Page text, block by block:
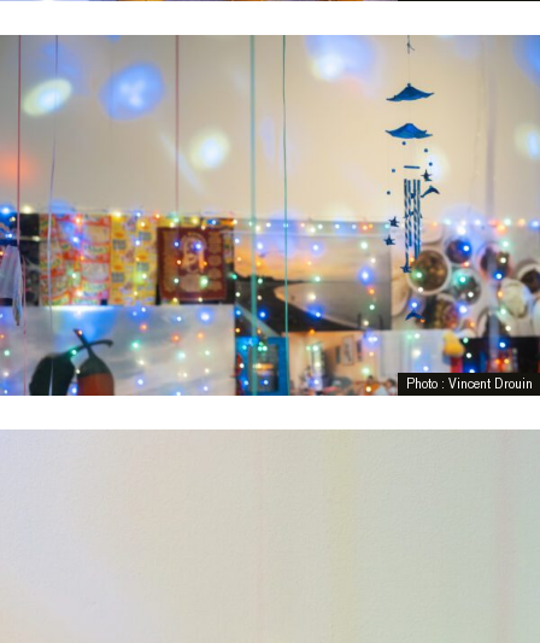
Photo : Vincent Drouin